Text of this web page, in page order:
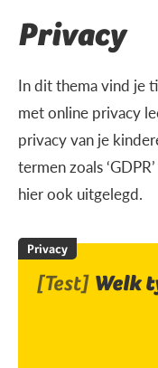
Privacy
In dit thema vind je
met online privacy
privacy van je
termen zoals
hier ook uitgelegd.
Privacy
[Test] Welk